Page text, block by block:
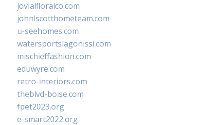
jovialfloralco.com
johnlscotthometeam.com
u-seehomes.com
watersportslagonissi.com
mischieffashion.com
eduwyre.com
retro-interiors.com
theblvd-boise.com
fpet2023.org
e-smart2022.org